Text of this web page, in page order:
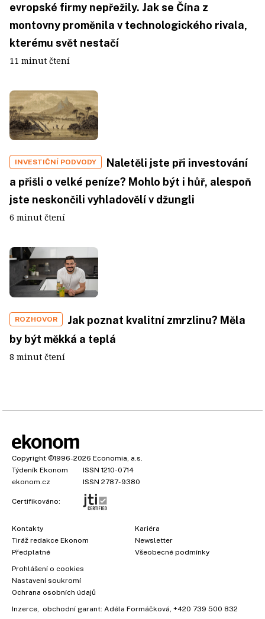
evropské firmy nepřežily. Jak se Čína z
montovny proměnila v technologického rivala,
kterému svět nestačí
11 minut čtení
INVESTIČNÍ PODVODY
Naletěli jste při investování
a přišli o velké peníze? Mohlo být i hůř, alespoň
jste neskončili vyhladovělí v džungli
6 minut čtení
ROZHOVOR
Jak poznat kvalitní zmrzlinu? Měla
by být měkká a teplá
8 minut čtení
Copyright ©1996-2026 Economia, a.s.
Týdeník Ekonom
ISSN 1210-0714
ekonom.cz
ISSN 2787-9380
Certifikováno:
Kontakty
Tiráž redakce Ekonom
Předplatné
Kariéra
Newsletter
Všeobecné podmínky
Prohlášení o cookies
Nastavení soukromí
Ochrana osobních údajů
Inzerce , obchodní garant: Adéla Formáčková +420 739 500 832